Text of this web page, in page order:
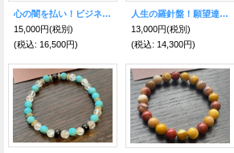
心の闇を払い！ビジネスの可能性を広げ成果をもたらす！ウィッチタイガーアイ10mm
15,000円(税別)
(税込: 16,500円)
人生の羅針盤！願望達成への導き石 アイオライト 10mm
13,000円(税別)
(税込: 14,300円)